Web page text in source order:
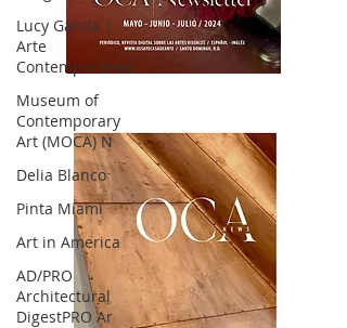
Lucy García |
Arte
Contemporáneo.
Museum of
Contemporary
Art (MOCA) N
Delia Blanco
Pinta Miami
Art in America
AD/PRO
Architectural
DigestPRO Ar
OCA|News 32/ Mayo-Junio-Julio, 2023